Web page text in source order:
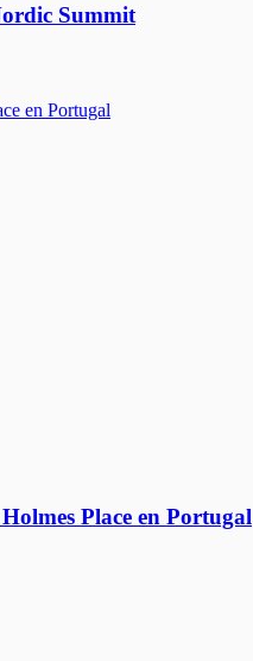
Summit
Place en Portugal